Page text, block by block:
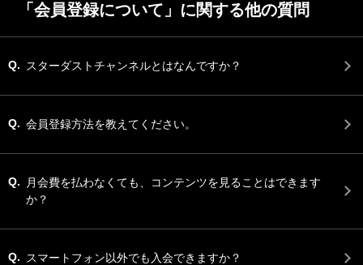
「会員登録について」に関する他の質問
Q. スターダストチャンネルとはなんですか？
Q. 会員登録方法を教えてください。
Q.
月会費を払わなくても、コンテンツを見ることはできます
か？
Q. スマートフォン以外でも入会できますか？